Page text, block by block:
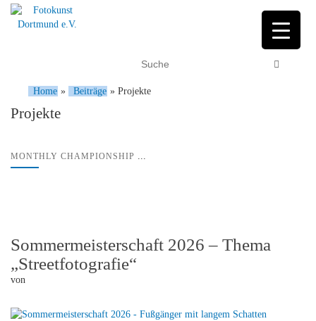
Home » Beiträge »Projekte
Projekte
MONTHLY CHAMPIONSHIP ...
Sommermeisterschaft 2026 – Thema
„Streetfotografie“
von